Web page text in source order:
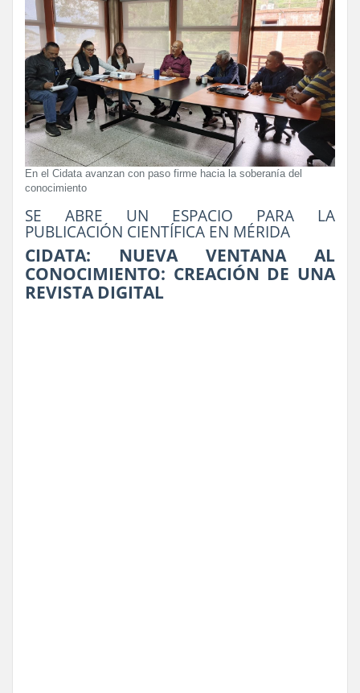
En el Cidata avanzan con paso firme hacia la soberanía del
conocimiento
SE ABRE UN ESPACIO PARA LA
PUBLICACIÓN CIENTÍFICA EN MÉRIDA
CIDATA: NUEVA VENTANA AL
CONOCIMIENTO: CREACIÓN DE UNA
REVISTA DIGITAL